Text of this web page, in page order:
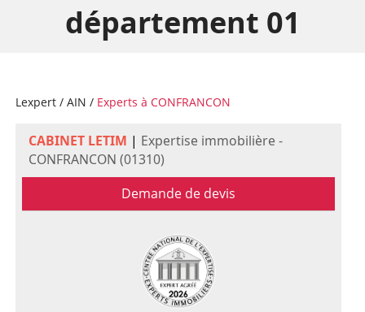
département 01
Lexpert/ AIN / Experts à CONFRANCON
CABINET LETIM | Expertise immobilière -
CONFRANCON (01310)
Demande de devis